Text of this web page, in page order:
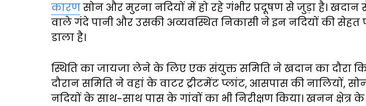
कारणसोन और मुरना नदियों में हो रहे गंभीर प्रदूषण से जुड़ा है।
वाले गंदे पानी और उसकी अव्यवस्थित निकासी ने इन नदियों की सेहत
डाला है।
स्थिति का जायजा लेने के लिए एक संयुक्त समिति ने खदान का दौरा
दौरान समिति ने वहां के वाटर ट्रीटमेंट प्लांट, आसपास की नालियों,
नदियों के साथ-साथ पास के गांवों का भी निरीक्षण किया। खनन क्षेत्र